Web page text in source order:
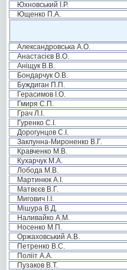
Юхновський І.Р.
Ющенко П.А.
Александровська А.О.
Анастасієв В.О.
Аніщук В.В.
Бондарчук О.В.
Буждиган П.П.
Герасимов І.О.
Гмиря С.П.
Грач Л.І.
Гуренко С.І.
Дорогунцов С.І.
Заклунна-Мироненко В.Г.
Кравченко М.В.
Кухарчук М.А.
Лобода М.В.
Мартинюк А.І.
Матвєєв В.Г.
Мигович І.І.
Мішура В.Д.
Наливайко А.М.
Носенко М.П.
Оржаховський А.В.
Петренко В.С.
Полііт А.А.
Пузаков В.Т.